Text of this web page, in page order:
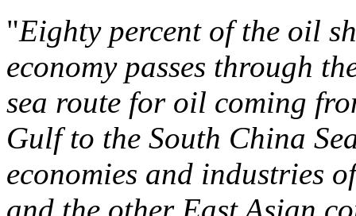
"Eighty percent of the oil
economy passes through
sea route for oil coming
Gulf to the South China
economies and industries
and the other East Asian